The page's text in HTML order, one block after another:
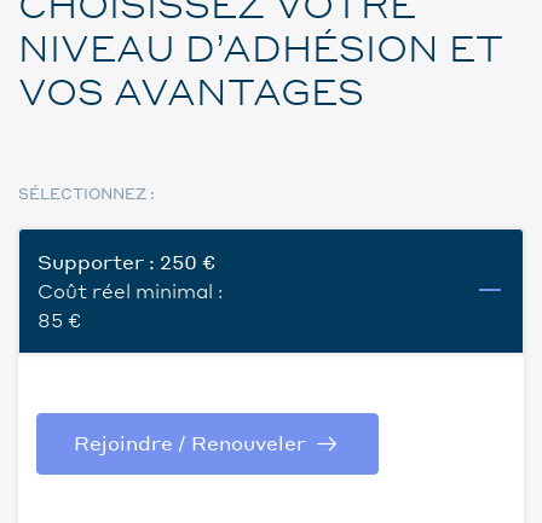
NIVEAU D’ADHÉSION ET
VOS AVANTAGES
SÉLECTIONNEZ :
Supporter : 250 €
Coût réel minimal :
85 €
Rejoindre / Renouveler